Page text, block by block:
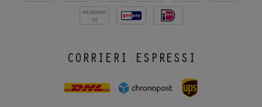
PAIEMENT
X3
CORRIERI ESPRESSI